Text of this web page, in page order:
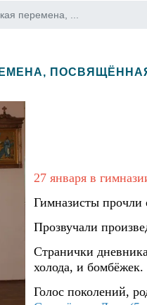
перемена, ...
27 января в
Гимназисты прочли
Прозвучали
Странички
холода, и
Голос поколений,